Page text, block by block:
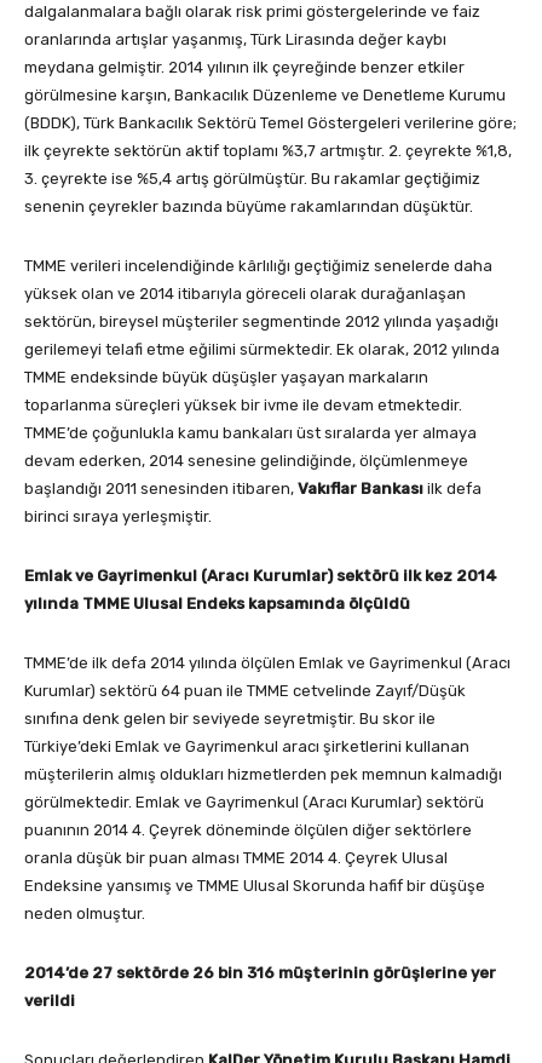
dalgalanmalara bağlı olarak risk primi göstergelerinde ve faiz
oranlarında artışlar yaşanmış, Türk Lirasında değer kaybı
meydana gelmiştir. 2014 yılının ilk çeyreğinde benzer etkiler
görülmesine karşın, Bankacılık Düzenleme ve Denetleme Kurumu
(BDDK), Türk Bankacılık Sektörü Temel Göstergeleri verilerine göre;
ilk çeyrekte sektörün aktif toplamı %3,7 artmıştır. 2. çeyrekte %1,8,
3. çeyrekte ise %5,4 artış görülmüştür. Bu rakamlar geçtiğimiz
senenin çeyrekler bazında büyüme rakamlarından düşüktür.
TMME verileri incelendiğinde kârlılığı geçtiğimiz senelerde daha
yüksek olan ve 2014 itibarıyla göreceli olarak durağanlaşan
sektörün, bireysel müşteriler segmentinde 2012 yılında yaşadığı
gerilemeyi telafi etme eğilimi sürmektedir. Ek olarak, 2012 yılında
TMME endeksinde büyük düşüşler yaşayan markaların
toparlanma süreçleri yüksek bir ivme ile devam etmektedir.
TMME’de çoğunlukla kamu bankaları üst sıralarda yer almaya
devam ederken, 2014 senesine gelindiğinde, ölçümlenmeye
başlandığı 2011 senesinden itibaren, Vakıflar Bankası ilk defa
birinci sıraya yerleşmiştir.
Emlak ve Gayrimenkul (Aracı Kurumlar) sektörü ilk kez 2014
yılında TMME Ulusal Endeks kapsamında ölçüldü
TMME’de ilk defa 2014 yılında ölçülen Emlak ve Gayrimenkul (Aracı
Kurumlar) sektörü 64 puan ile TMME cetvelinde Zayıf/Düşük
sınıfına denk gelen bir seviyede seyretmiştir. Bu skor ile
Türkiye’deki Emlak ve Gayrimenkul aracı şirketlerini kullanan
müşterilerin almış oldukları hizmetlerden pek memnun kalmadığı
görülmektedir. Emlak ve Gayrimenkul (Aracı Kurumlar) sektörü
puanının 2014 4. Çeyrek döneminde ölçülen diğer sektörlere
oranla düşük bir puan alması TMME 2014 4. Çeyrek Ulusal
Endeksine yansımış ve TMME Ulusal Skorunda hafif bir düşüşe
neden olmuştur.
2014’de 27 sektörde 26 bin 316 müşterinin görüşlerine yer
verildi